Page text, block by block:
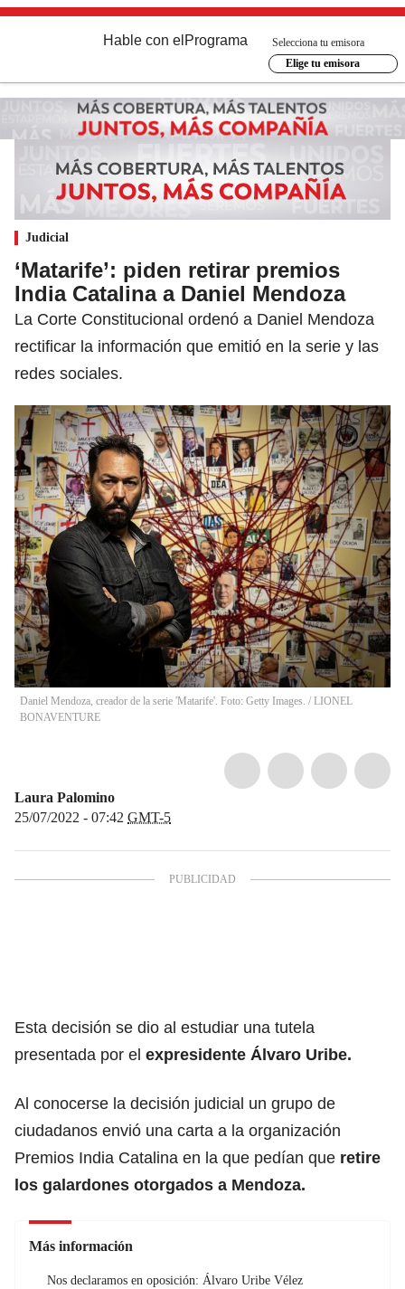
Hable con el Programa
Selecciona tu emisora
Elige tu emisora
Judicial
‘Matarife’: piden retirar premios
India Catalina a Daniel Mendoza
La Corte Constitucional ordenó a Daniel Mendoza
rectificar la información que emitió en la serie y las
redes sociales.
Daniel Mendoza, creador de la serie 'Matarife'. Foto: Getty Images. / LIONEL
BONAVENTURE
Laura Palomino
25/07/2022 - 07:42 GMT-5
Esta decisión se dio al estudiar una tutela
presentada por el expresidente Álvaro Uribe.
Al conocerse la decisión judicial un grupo de
ciudadanos envió una carta a la organización
Premios India Catalina en la que pedían que retire
los galardones otorgados a Mendoza.
Más información
Nos declaramos en oposición: Álvaro Uribe Vélez